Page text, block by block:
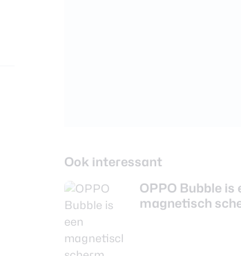
Ook interessant
OPPO Bubble is
magnetisch